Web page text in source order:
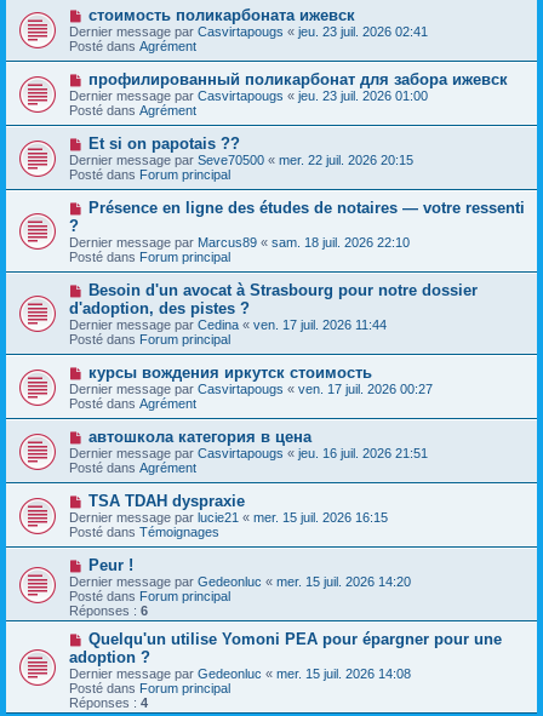
s
a
g
e
a
u
m
e
s
s
a
g
e
N
o
u
v
a
u
m
e
s
a
g
e
стоимость поликарбоната ижевск
Dernier message par Casvirtapougs « jeu. 23 juil. 2026 02:41
Posté dans Agrément
N
o
u
v
e
a
u
m
e
g
e
профилированный поликарбонат для забора ижевск
Dernier message par Casvirtapougs « jeu. 23 juil. 2026 01:00
Posté dans Agrément
N
o
u
v
e
a
m
e
s
s
a
g
e
Et si on papotais ??
Dernier message par Seve70500 « mer. 22 juil. 2026 20:15
Posté dans Forum principal
N
v
e
a
m
e
s
g
e
Présence en ligne des études de notaires — votre ressenti
?
Dernier message par Marcus89 « sam. 18 juil. 2026 22:10
Posté dans Forum principal
N
u
v
e
a
u
m
e
s
s
a
g
e
Besoin d'un avocat à Strasbourg pour notre dossier
d'adoption, des pistes ?
Dernier message par Cedina « ven. 17 juil. 2026 11:44
Posté dans Forum principal
N
o
u
v
a
u
m
e
s
s
a
g
e
курсы вождения иркутск стоимость
Dernier message par Casvirtapougs « ven. 17 juil. 2026 00:27
Posté dans Agrément
N
o
u
v
e
u
m
e
s
a
g
e
автошкола категория в цена
Dernier message par Casvirtapougs « jeu. 16 juil. 2026 21:51
Posté dans Agrément
N
o
u
v
e
a
u
m
e
s
a
g
e
TSA TDAH dyspraxie
Dernier message par lucie21 « mer. 15 juil. 2026 16:15
Posté dans Témoignages
N
o
u
v
e
a
u
m
e
s
s
Peur !
Dernier message par Gedeonluc « mer. 15 juil. 2026 14:20
Posté dans Forum principal
Réponses : 6
N
o
u
v
e
a
Quelqu'un utilise Yomoni PEA pour épargner pour une
adoption ?
Dernier message par Gedeonluc « mer. 15 juil. 2026 14:08
Posté dans Forum principal
Réponses : 4